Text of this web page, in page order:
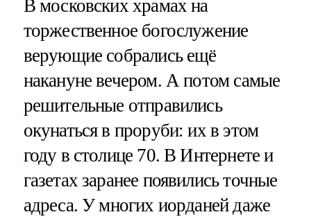
В московских храмах на
торжественное богослужение
верующие собрались ещё
накануне вечером. А потом самые
решительные отправились
окунаться в проруби: их в этом
году в столице 70. В Интернете и
газетах заранее появились точные
адреса. У многих иорданей даже